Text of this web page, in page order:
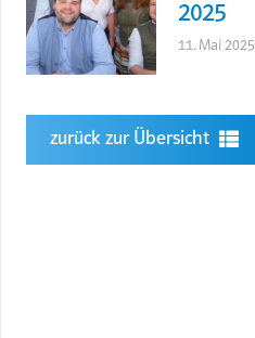
2025
11. Mai 2025
zurück zur Übersicht